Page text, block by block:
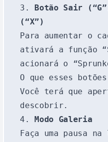
3.
Botão Sair
(“X”)
Para aumentar o
ativará a função
acionará o
O que esses
Você terá que
descobrir.
4. Modo Galeria
Faça uma pausa